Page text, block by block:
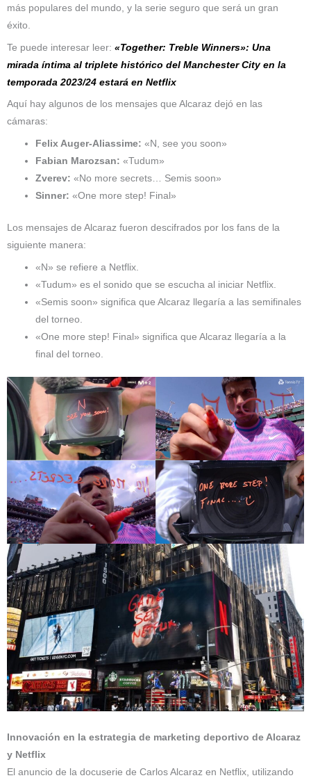
más populares del mundo, y la serie seguro que será un gran
éxito.
Te puede interesar leer: «Together: Treble Winners»: Una
mirada íntima al triplete histórico del Manchester City en la
temporada 2023/24 estará en Netflix
Aquí hay algunos de los mensajes que Alcaraz dejó en las
cámaras:
Felix Auger-Aliassime: «N, see you soon»
Fabian Marozsan: «Tudum»
Zverev: «No more secrets… Semis soon»
Sinner: «One more step! Final»
Los mensajes de Alcaraz fueron descifrados por los fans de la
siguiente manera:
«N» se refiere a Netflix.
«Tudum» es el sonido que se escucha al iniciar Netflix.
«Semis soon» significa que Alcaraz llegaría a las semifinales
del torneo.
«One more step! Final» significa que Alcaraz llegaría a la
final del torneo.
Innovación en la estrategia de marketing deportivo de Alcaraz
y Netflix
El anuncio de la docuserie de Carlos Alcaraz en Netflix, utilizando